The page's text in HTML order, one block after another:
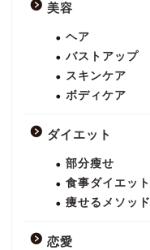
美容
ヘア
バストアップ
スキンケア
ボディケア
ダイエット
部分瘦せ
食事ダイエット
痩せるメソッド
恋愛